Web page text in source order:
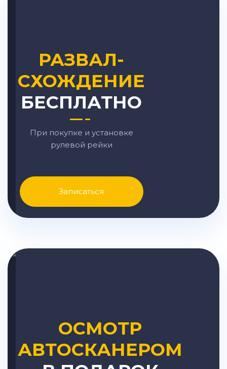
РАЗВАЛ-
СХОЖДЕНИЕ
БЕСПЛАТНО
При покупке и установке
рулевой рейки
Записаться
ОСМОТР
АВТОСКАНЕРОМ